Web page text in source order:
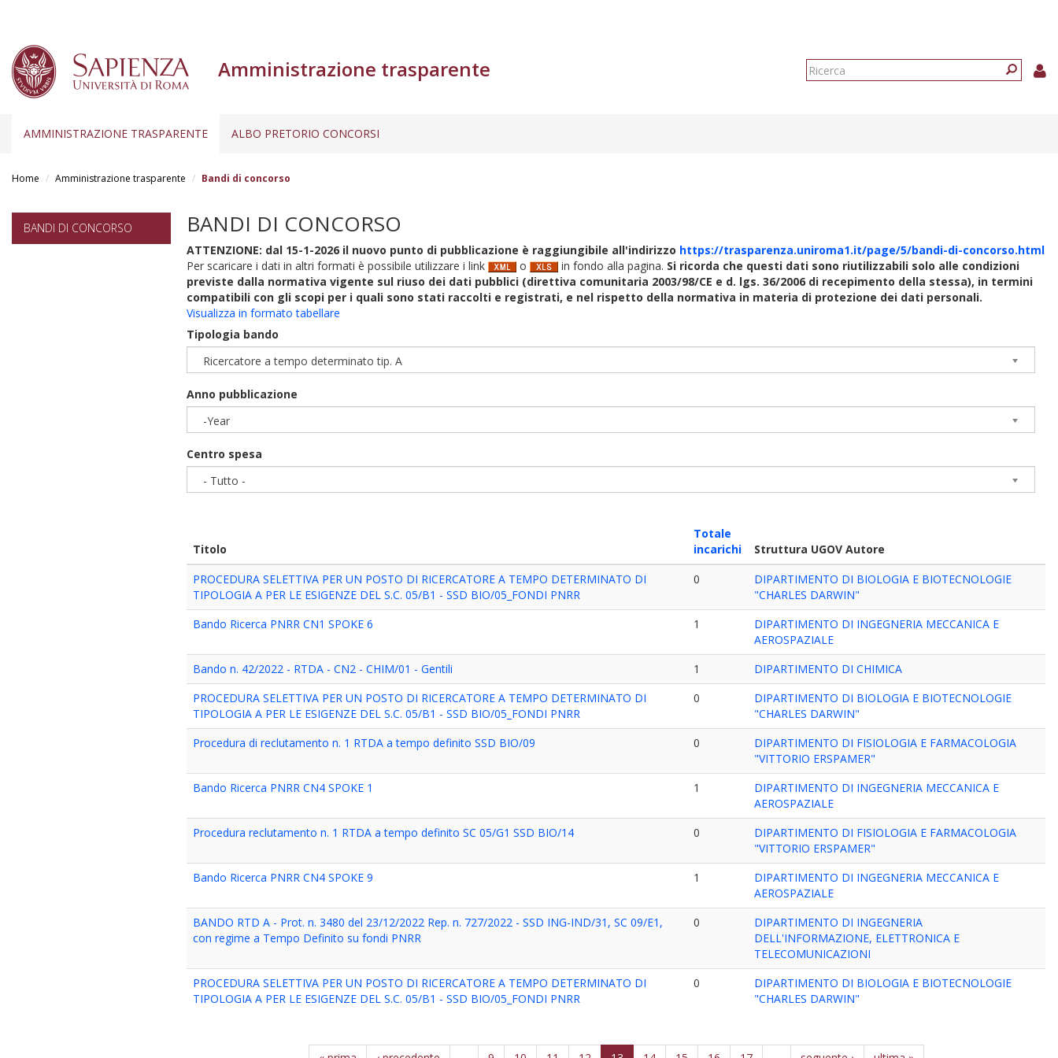
Amministrazione trasparente
Form
AMMINISTRAZIONE TRASPARENTE ALBO PRETORIO CONCORSI
Home Amministrazione trasparente Bandi di concorso
BANDI DI CONCORSO BANDI DI CONCORSO
ATTENZIONE: dal 15-1-2026 il nuovo punto di pubblicazione è raggiungibile all'indirizzo https://trasparenza.uniroma1.it/page/5/bandi-di-concorso.html
Per scaricare i dati in altri formati è possibile utilizzare i link
o in fondo alla pagina. Si ricorda che questi dati sono riutilizzabili solo alle condizioni
previste dalla normativa vigente sul riuso dei dati pubblici (direttiva comunitaria 2003/98/CE e d. lgs. 36/2006 di recepimento della stessa), in termini
compatibili con gli scopi per i quali sono stati raccolti e registrati, e nel rispetto della normativa in materia di protezione dei dati personali.
Visualizza in formato tabellare
Tipologia bando
Ricercatore a tempo determinato tip. A
Anno pubblicazione
-Year
Centro spesa
- Tutto -
Titolo
Totale
incarichi
Struttura UGOV Autore
PROCEDURA SELETTIVA PER UN POSTO DI RICERCATORE A TEMPO DETERMINATO DI
TIPOLOGIA A PER LE ESIGENZE DEL S.C. 05/B1 - SSD BIO/05_FONDI PNRR
0
DIPARTIMENTO DI BIOLOGIA E BIOTECNOLOGIE
"CHARLES DARWIN"
Bando Ricerca PNRR CN1 SPOKE 6
1
DIPARTIMENTO DI INGEGNERIA MECCANICA E
AEROSPAZIALE
Bando n. 42/2022 - RTDA - CN2 - CHIM/01 - Gentili
1
DIPARTIMENTO DI CHIMICA
PROCEDURA SELETTIVA PER UN POSTO DI RICERCATORE A TEMPO DETERMINATO DI
TIPOLOGIA A PER LE ESIGENZE DEL S.C. 05/B1 - SSD BIO/05_FONDI PNRR
0
DIPARTIMENTO DI BIOLOGIA E BIOTECNOLOGIE
"CHARLES DARWIN"
Procedura di reclutamento n. 1 RTDA a tempo definito SSD BIO/09
0
DIPARTIMENTO DI FISIOLOGIA E FARMACOLOGIA
"VITTORIO ERSPAMER"
Bando Ricerca PNRR CN4 SPOKE 1
1
DIPARTIMENTO DI INGEGNERIA MECCANICA E
AEROSPAZIALE
Procedura reclutamento n. 1 RTDA a tempo definito SC 05/G1 SSD BIO/14
0
DIPARTIMENTO DI FISIOLOGIA E FARMACOLOGIA
"VITTORIO ERSPAMER"
Bando Ricerca PNRR CN4 SPOKE 9
1
DIPARTIMENTO DI INGEGNERIA MECCANICA E
AEROSPAZIALE
BANDO RTD A - Prot. n. 3480 del 23/12/2022 Rep. n. 727/2022 - SSD ING-IND/31, SC 09/E1,
con regime a Tempo Definito su fondi PNRR
0
DIPARTIMENTO DI INGEGNERIA
DELL'INFORMAZIONE, ELETTRONICA E
TELECOMUNICAZIONI
PROCEDURA SELETTIVA PER UN POSTO DI RICERCATORE A TEMPO DETERMINATO DI
TIPOLOGIA A PER LE ESIGENZE DEL S.C. 05/B1 - SSD BIO/05_FONDI PNRR
0
DIPARTIMENTO DI BIOLOGIA E BIOTECNOLOGIE
"CHARLES DARWIN"